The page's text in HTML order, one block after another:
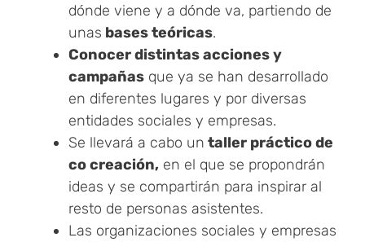
dónde viene y a dónde va, partiendo de
unas bases teóricas.
Conocer distintas acciones y
campañas que ya se han desarrollado
en diferentes lugares y por diversas
entidades sociales y empresas.
Se llevará a cabo un taller práctico de
co creación, en el que se propondrán
ideas y se compartirán para inspirar al
resto de personas asistentes.
Las organizaciones sociales y empresas